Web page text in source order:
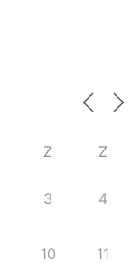
Z Z
3 4
10 11